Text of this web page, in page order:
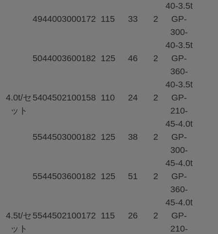
40-3.5t
4944003000172 115 33 2
GP-
300-
40-3.5t
5044003600182 125 46 2
GP-
360-
40-3.5t
4.0t/セ
ット
5404502100158 110 24 2
GP-
210-
45-4.0t
5544503000182 125 38 2
GP-
300-
45-4.0t
5544503600182 125 51 2
GP-
360-
45-4.0t
4.5t/セ
ット
5544502100172 115 26 2
GP-
210-